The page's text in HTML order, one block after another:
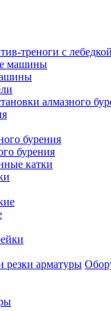
треноги с лебедкой
машины
алмазного
бурения
бурения
катки